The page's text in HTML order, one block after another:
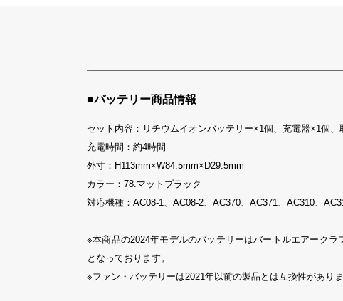
■バッテリー商品情報
セット内容：リチウムイオンバッテリー×1個、充電器×1個
充電時間：約4時間
外寸：H113mm×W84.5mm×D29.5mm
カラー：78.マットブラック
対応機種：AC08-1、AC08-2、AC370、AC371、AC310、
※本商品の2024年モデルのバッテリーはバートルエアーク
となっております。
※ファン・バッテリーは2021年以前の製品とは互換性がありま